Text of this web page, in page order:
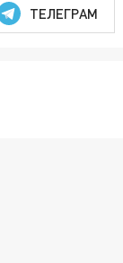
ТЕЛЕГРАМ